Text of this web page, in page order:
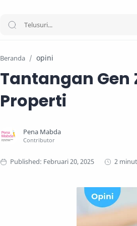
Beranda opini
Tantangan
Properti
2